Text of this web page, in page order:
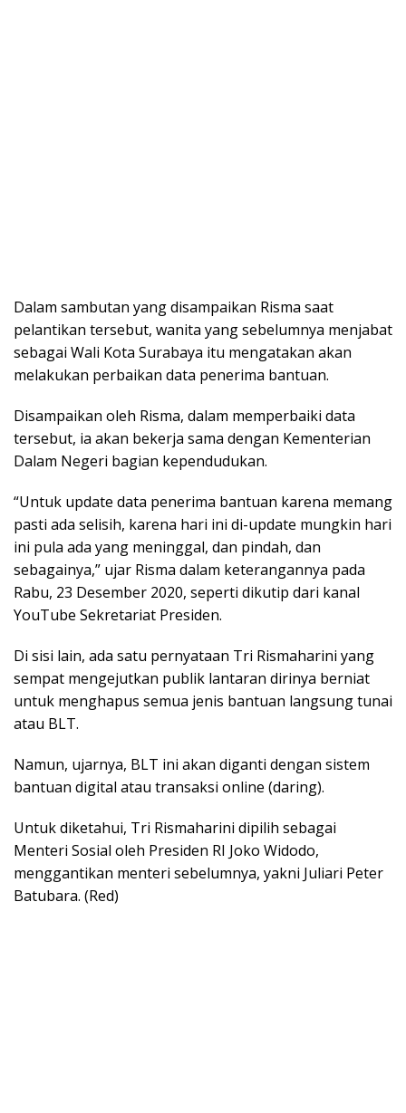
Dalam sambutan yang disampaikan Risma saat
pelantikan tersebut, wanita yang sebelumnya menjabat
sebagai Wali Kota Surabaya itu mengatakan akan
melakukan perbaikan data penerima bantuan.
Disampaikan oleh Risma, dalam memperbaiki data
tersebut, ia akan bekerja sama dengan Kementerian
Dalam Negeri bagian kependudukan.
“Untuk update data penerima bantuan karena memang
pasti ada selisih, karena hari ini di-update mungkin hari
ini pula ada yang meninggal, dan pindah, dan
sebagainya,” ujar Risma dalam keterangannya pada
Rabu, 23 Desember 2020, seperti dikutip dari kanal
YouTube Sekretariat Presiden.
Di sisi lain, ada satu pernyataan Tri Rismaharini yang
sempat mengejutkan publik lantaran dirinya berniat
untuk menghapus semua jenis bantuan langsung tunai
atau BLT.
Namun, ujarnya, BLT ini akan diganti dengan sistem
bantuan digital atau transaksi online (daring).
Untuk diketahui, Tri Rismaharini dipilih sebagai
Menteri Sosial oleh Presiden RI Joko Widodo,
menggantikan menteri sebelumnya, yakni Juliari Peter
Batubara. (Red)